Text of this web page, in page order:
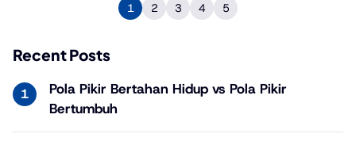
1 2 3 4 5
Recent Posts
Pola Pikir Bertahan Hidup vs Pola Pikir
Bertumbuh